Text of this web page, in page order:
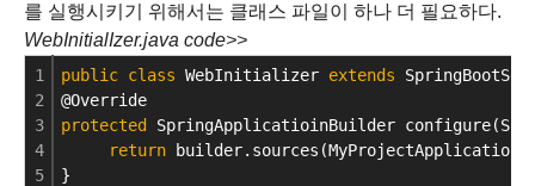
를 실행시키기 위해서는 클래스 파일이 하나 더 필요하다.
WebInitialIzer.java code>>
1
2
3
4
5
public class WebInitializer extends
@Override
protected
SpringApplicatioinBuilder
return builder.sources(MyProjectApplication.
}